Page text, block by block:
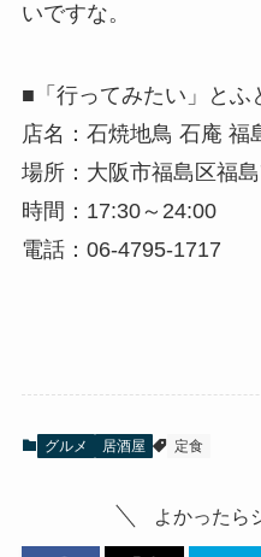
いですな。
■「行ってみたい」とふ
店名：石焼地鳥 石庵 福
場所：大阪市福島区福
時間：17:30～24:00
電話：06-4795-1717
グルメ 居酒屋 定食
よかったら